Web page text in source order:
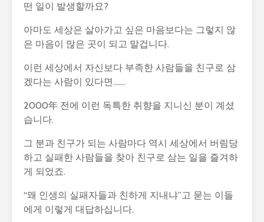
떤 일이 발생할까요?
아마도 세상은 살아가고 싶은 마음보다는 그렇지 않
은 마음이 많은 곳이 되고 말겁니다.
이런 세상에서 자신보다 부족한 사람들을 친구로 삼
겠다는 사람이 있다면…….
2000年 전에 이런 독특한 취향을 지니신 분이 계셨
습니다.
그 분과 친구가 되는 사람마다 역시 세상에서 버림당
하고 실패한 사람들을 찾아 친구로 삼는 일을 즐겨하
게 되었죠.
“왜 인생의 실패자들과 친하게 지내냐”고 묻는 이들
에게 이렇게 대답하십니다.